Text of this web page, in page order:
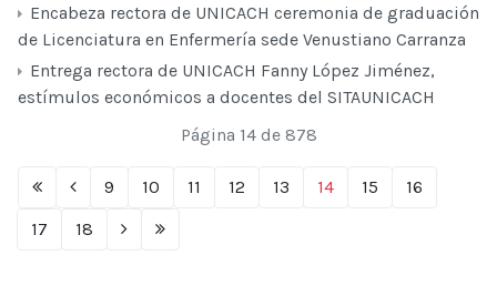
Encabeza rectora de UNICACH ceremonia de graduación
de Licenciatura en Enfermería sede Venustiano Carranza
Entrega rectora de UNICACH Fanny López Jiménez,
estímulos económicos a docentes del SITAUNICACH
Página 14 de 878
9 10 11 12 13 14 15
16
17
18